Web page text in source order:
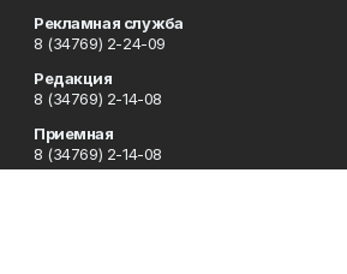
Рекламная служба
8 (34769) 2-24-09
Редакция
8 (34769) 2-14-08
Приемная
8 (34769) 2-14-08